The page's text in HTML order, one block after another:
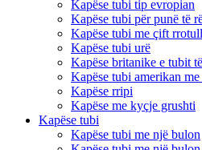
Kapëse tubi tip evropian
Kapëse tubi për punë të
Kapëse tubi me çift
Kapëse tubi urë
Kapëse britanike e tubit
Kapëse tubi amerikan
Kapëse rripi
Kapëse me kyçje grushti
Kapëse tubi
Kapëse tubi me një bulon